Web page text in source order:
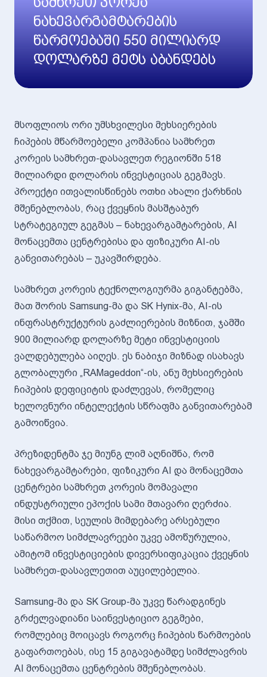
ნახევარგამტარების
წარმოებაში 550 მილიარდ
დოლარზე მეტს აბანდებს
მსოფლიოს ორი უმსხვილესი მეხსიერების
ჩიპების მწარმოებელი კომპანია სამხრეთ
კორეის სამხრეთ-დასავლეთ რეგიონში 518
მილიარდი დოლარის ინვესტიციას გეგმავს.
პროექტი ითვალისწინებს ოთხი ახალი ქარხნის
მშენებლობას, რაც ქვეყნის მასშტაბურ
სტრატეგიულ გეგმას – ნახევარგამტარების, AI
მონაცემთა ცენტრებისა და ფიზიკური AI-ის
განვითარებას – უკავშირდება.
სამხრეთ კორეის ტექნოლოგიურმა გიგანტებმა,
მათ შორის Samsung-მა და SK Hynix-მა, AI-ის
ინფრასტრუქტურის გაძლიერების მიზნით, ჯამში
900 მილიარდ დოლარზე მეტი ინვესტიციის
ვალდებულება აიღეს. ეს ნაბიჯი მიზნად ისახავს
გლობალური „RAMageddon“-ის, ანუ მეხსიერების
ჩიპების დეფიციტის დაძლევას, რომელიც
ხელოვნური ინტელექტის სწრაფმა განვითარებამ
გამოიწვია.
პრეზიდენტმა ჯე მიუნგ ლიმ აღნიშნა, რომ
ნახევარგამტარები, ფიზიკური AI და მონაცემთა
ცენტრები სამხრეთ კორეის მომავალი
ინდუსტრიული ეპოქის სამი მთავარი ღერძია.
მისი თქმით, სეულის მიმდებარე არსებული
საწარმოო სიმძლავრეები უკვე ამოწურულია,
ამიტომ ინვესტიციების დივერსიფიკაცია ქვეყნის
სამხრეთ-დასავლეთით აუცილებელია.
Samsung-მა და SK Group-მა უკვე წარადგინეს
გრძელვადიანი საინვესტიციო გეგმები,
რომლებიც მოიცავს როგორც ჩიპების წარმოების
გაფართოებას, ისე 15 გიგავატამდე სიმძლავრის
AI მონაცემთა ცენტრების მშენებლობას.